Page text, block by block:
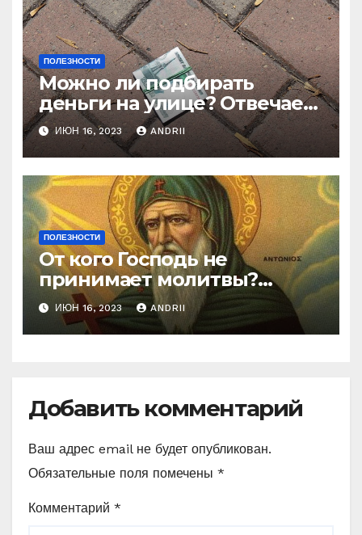
ПОЛЕЗНОСТИ
Можно ли подбирать
деньги на улице? Отвечает
батюшка
ИЮН 16, 2023 ANDRII
ПОЛЕЗНОСТИ
От кого Господь не
принимает молитвы?
Неожиданные слова
Ефрема Сирина
ИЮН 16, 2023 ANDRII
Добавить комментарий
Ваш адрес email не будет опубликован.
Обязательные поля помечены *
Комментарий *